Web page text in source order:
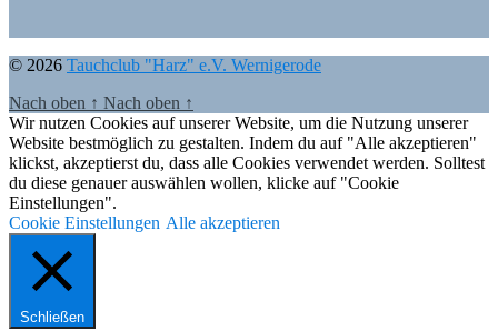
© 2026 Tauchclub "Harz" e.V. Wernigerode
Nach oben ↑ Nach oben ↑
Wir nutzen Cookies auf unserer Website, um die Nutzung unserer
Website bestmöglich zu gestalten. Indem du auf "Alle akzeptieren"
klickst, akzeptierst du, dass alle Cookies verwendet werden. Solltest
du diese genauer auswählen wollen, klicke auf "Cookie
Einstellungen".
Cookie Einstellungen Alle akzeptieren
Schließen